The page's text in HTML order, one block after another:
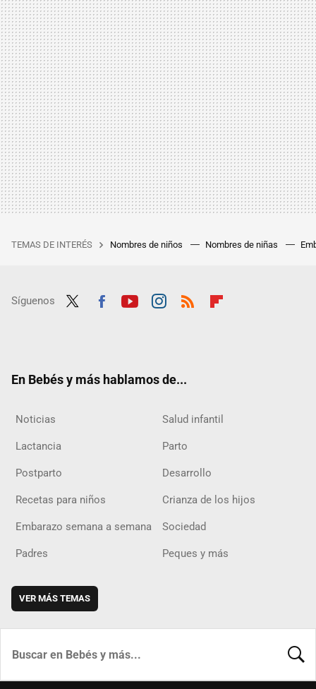
TEMAS DE INTERÉS Nombres de niños Nombres de niñas
Síguenos
En Bebés y más hablamos de...
Noticias Salud infantil
Lactancia Parto
Postparto Desarrollo
Recetas para niños Crianza de los hijos
Embarazo semana a semana Sociedad
Padres Peques y más
VER MÁS TEMAS